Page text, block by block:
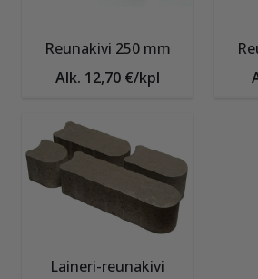
Reunakivi 250 mm
Alk. 12,70 €/kpl
Laineri-reunakivi